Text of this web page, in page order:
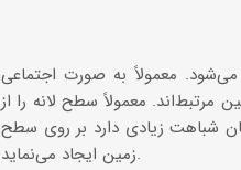
معمولاً به صورت اجتماعی
مرتبط‌اند. معمولاً سطح لانه را از
شباهت زیادی دارد بر روی سطح
زمین ایجاد می‌نماید.